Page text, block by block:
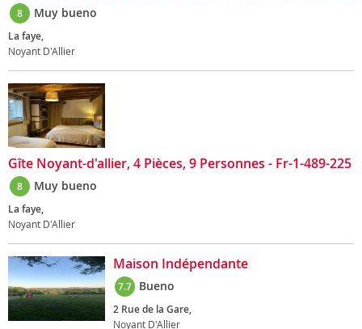
8 Muy bueno
La faye,
Noyant D'Allier
Gîte Noyant-d'allier, 4 Pièces, 9 Personnes - Fr-1-489-225
8 Muy bueno
La faye,
Noyant D'Allier
Maison Indépendante
7.7 Bueno
2 Rue de la Gare,
Noyant D'Allier